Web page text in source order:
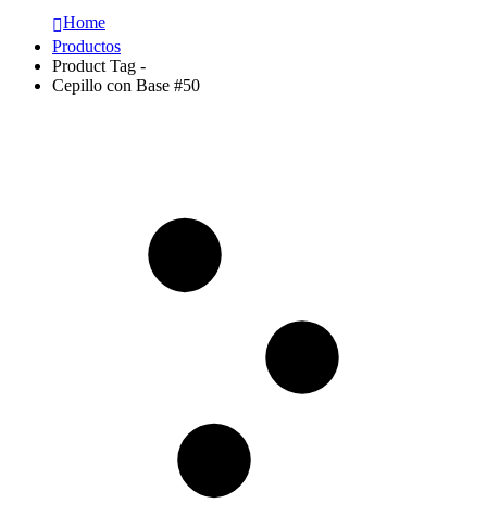
Home
Productos
Product Tag -
Cepillo con Base #50